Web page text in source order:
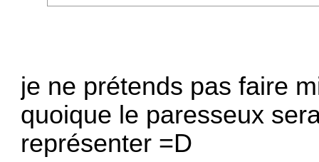
je ne prétends pas faire
quoique le paresseux
représenter =D